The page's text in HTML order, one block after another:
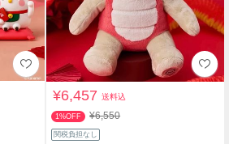
¥6,457送料込
1%OFF ¥6,550
関税負担なし